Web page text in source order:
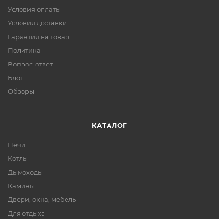
Условия оплаты
Условия доставки
Гарантия на товар
Политика
Вопрос-ответ
Блог
Обзоры
КАТАЛОГ
Печи
Котлы
Дымоходы
Камины
Двери, окна, мебель
Для отдыха